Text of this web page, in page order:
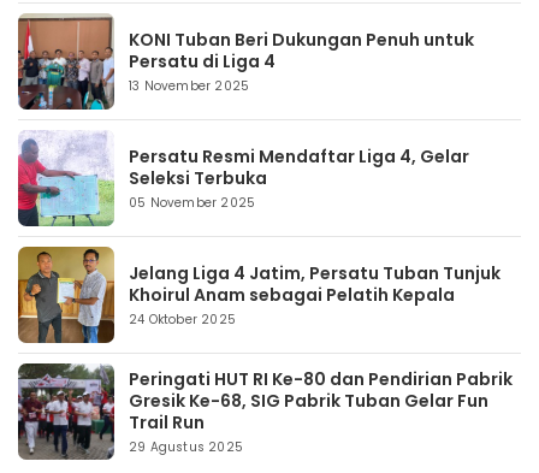
KONI Tuban Beri Dukungan Penuh untuk
Persatu di Liga 4
13 November 2025
Persatu Resmi Mendaftar Liga 4, Gelar
Seleksi Terbuka
05 November 2025
Jelang Liga 4 Jatim, Persatu Tuban Tunjuk
Khoirul Anam sebagai Pelatih Kepala
24 Oktober 2025
Peringati HUT RI Ke-80 dan Pendirian Pabrik
Gresik Ke-68, SIG Pabrik Tuban Gelar Fun
Trail Run
29 Agustus 2025